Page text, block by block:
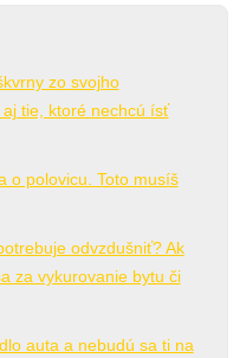
zo svojho
tie, ktoré nechcú ísť
o polovicu. Toto musíš
odvzdušniť? Ak
za vykurovanie bytu či
auta a nebudú sa ti na